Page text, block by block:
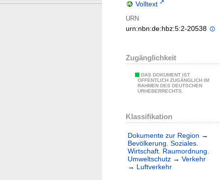
Volltext
URN
urn:nbn:de:hbz:5:2-20538
Zugänglichkeit
DAS DOKUMENT IST
ÖFFENTLICH ZUGÄNGLICH IM
RAHMEN DES DEUTSCHEN
URHEBERRECHTS.
Klassifikation
Dokumente zur Region →
Bevölkerung. Soziales.
Wirtschaft. Raumordnung.
Umweltschutz → Verkehr
→ Luftverkehr